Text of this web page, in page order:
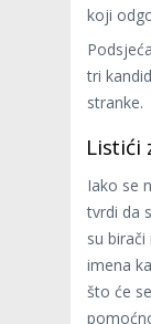
koji
tri
stranke.
Listići
Iako se
tvrdi da
su
imena
što će